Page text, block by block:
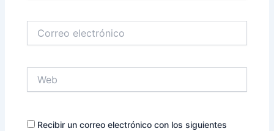
electrónico
Recibir un correo electrónico con los siguientes